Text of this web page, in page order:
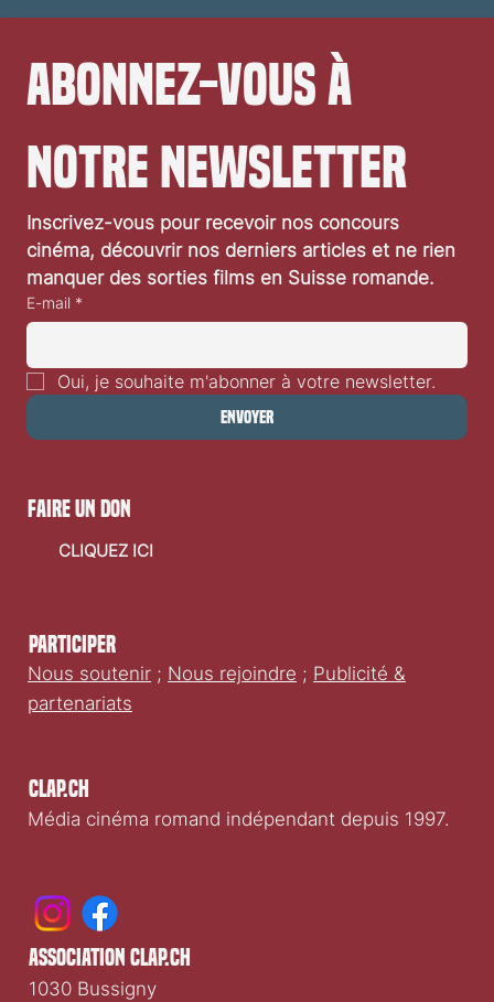
Abonnez-vous à
notre newsletter
Inscrivez-vous pour recevoir nos concours
cinéma, découvrir nos derniers articles et ne rien
manquer des sorties films en Suisse romande.
E-mail *
Oui, je souhaite m'abonner à votre newsletter.
Envoyer
Clap.ch
Média cinéma romand indépendant depuis 1997.
Participer
Nous soutenir ; Nous rejoindre ; Publicité &
partenariats
faire un don
CLIQUEZ ICI
association clap.ch
1030 Bussigny